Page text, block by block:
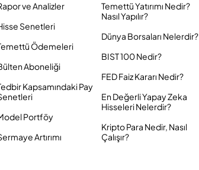
ve Analizler
Senetleri
Ödemeleri
Aboneliği
Kapsamındaki Pay
Portföy
Artırımı
Temettü Yatırımı Nedir?
Nasıl Yapılır?
Dünya Borsaları Nelerdir?
BIST 100 Nedir?
FED Faiz Kararı Nedir?
En Değerli Yapay Zeka
Hisseleri Nelerdir?
Kripto Para Nedir, Nasıl
Çalışır?